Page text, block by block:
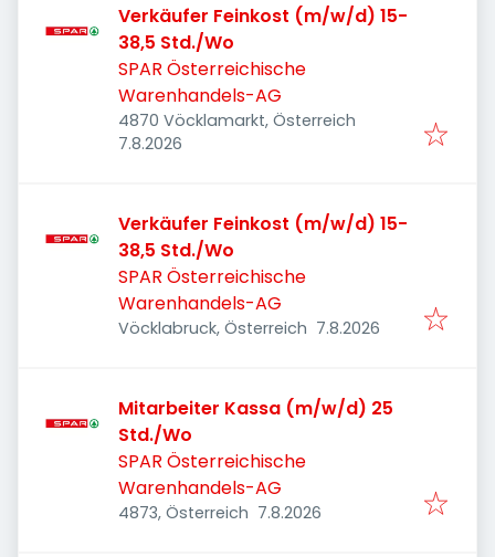
Verkäufer Feinkost (m/w/d) 15-
38,5 Std./Wo
SPAR Österreichische
Warenhandels-AG
4870 Vöcklamarkt, Österreich
Veröffentlicht
7.8.2026
Verkäufer Feinkost (m/w/d) 15-
38,5 Std./Wo
SPAR Österreichische
Warenhandels-AG
Vöcklabruck, Österreich Veröffentlicht :
7.8.2026
Mitarbeiter Kassa (m/w/d) 25
Std./Wo
SPAR Österreichische
Warenhandels-AG
4873, Österreich Veröffentlicht
7.8.2026